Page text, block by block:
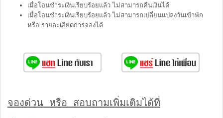
เมื่อโอนชำระเงินเรียบร้อยแล้ว ไม่สามารถคืนเงินได้
เมื่อโอนชำระเงินเรียบร้อยแล้ว ไม่สามารถเปลี่ยนแปลงวันเข้าพัก
หรือ รายละเอียดการจองได้
จองด่วน หรือ สอบถามเพิ่มเติมได้ที่